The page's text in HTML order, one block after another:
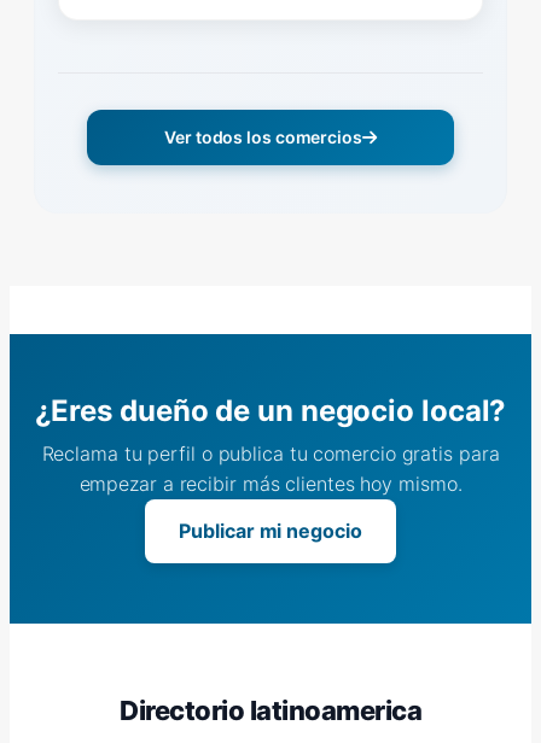
Ver todos los comercios
¿Eres dueño de un negocio local?
Reclama tu perfil o publica tu comercio gratis para
empezar a recibir más clientes hoy mismo.
Publicar mi negocio
Directorio latinoamerica